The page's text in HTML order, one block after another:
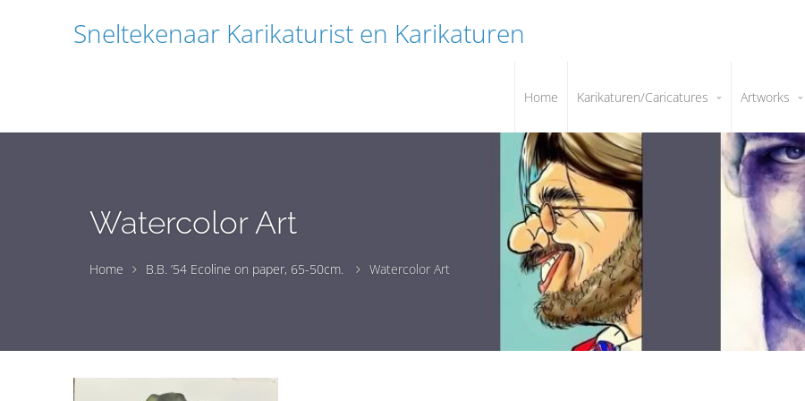
Sneltekenaar Karikaturist en Karikaturen
Home Karikaturen/Caricatures Artworks
Watercolor Art
Home B.B. ’54 Ecoline on paper, 65-50cm. Watercolor Art